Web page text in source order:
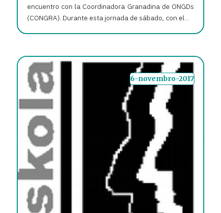
encuentro con la Coordinadora Granadina de ONGDs
(CONGRA). Durante esta jornada de sábado, con el...
6-novembro-2017